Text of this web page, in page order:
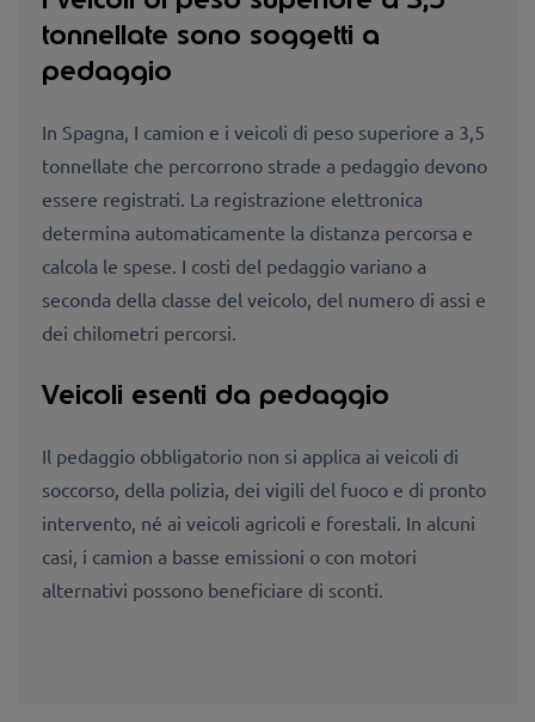
tonnellate sono soggetti a
pedaggio
In Spagna, I camion e i veicoli di peso superiore a 3,5
tonnellate che percorrono strade a pedaggio devono
essere registrati. La registrazione elettronica
determina automaticamente la distanza percorsa e
calcola le spese. I costi del pedaggio variano a
seconda della classe del veicolo, del numero di assi e
dei chilometri percorsi.
Veicoli esenti da pedaggio
Il pedaggio obbligatorio non si applica ai veicoli di
soccorso, della polizia, dei vigili del fuoco e di pronto
intervento, né ai veicoli agricoli e forestali. In alcuni
casi, i camion a basse emissioni o con motori
alternativi possono beneficiare di sconti.